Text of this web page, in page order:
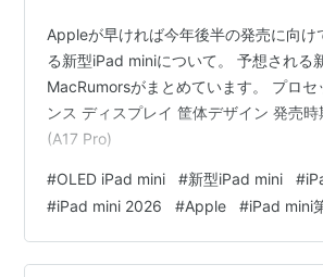
Appleが早ければ今年後半の発売に向け
る新型iPad miniについて。 予想される
MacRumorsがまとめています。 プロセ
ンス ディスプレイ 筐体デザイン 発売
(A17 Pro)
#OLED iPad mini #新型iPad mini #
#iPad mini 2026 #Apple #iPad mini